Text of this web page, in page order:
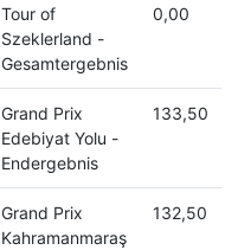
Tour of
Szeklerland -
Gesamtergebnis
0,00
Grand Prix
Edebiyat Yolu -
Endergebnis
133,50
Grand Prix
Kahramanmaraş
132,50